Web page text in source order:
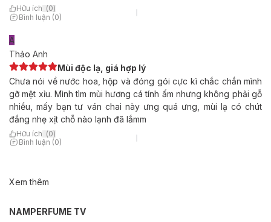
Hữu ích (0)
Bình luận (0)
A
Thảo Anh
Mùi độc lạ, giá hợp lý
Chưa nói về nước hoa, hộp và đóng gói cực kì chắc chắn mình
gỡ mệt xỉu. Mình tìm mùi hương cá tính ấm nhưng không phải gỗ
nhiều, mấy bạn tư ván chai này ưng quá ưng, mùi lạ có chút
đắng nhẹ xịt chỗ nào lạnh đã lắmm
Hữu ích (0)
Bình luận (0)
Xem thêm
NAMPERFUME TV